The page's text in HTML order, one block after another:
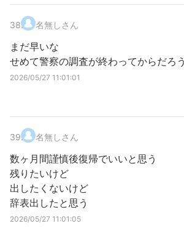
38. 名無しさん
まだ早いな
せめて警察の調査が終わってからだろう
2026/05/27 11:01:01
39. 名無しさん
数ヶ月間謹慎後復帰でいいと思う
残りたいけど
出したくないけど
辞表出したと思う
2026/05/27 11:01:05